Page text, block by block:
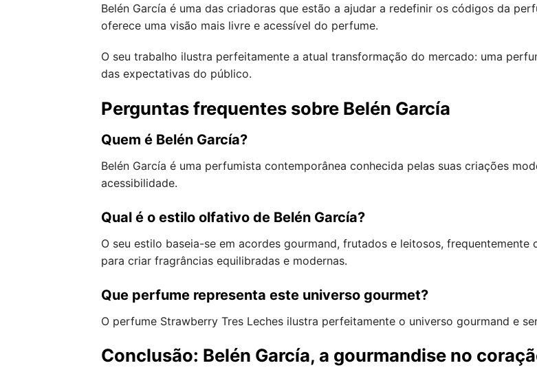
Belén García é uma das criadoras que estão a ajudar a redefinir os códigos da
oferece uma visão mais livre e acessível do perfume.
O seu trabalho ilustra perfeitamente a atual transformação do mercado: uma
das expectativas do público.
Perguntas frequentes sobre Belén García
Quem é Belén García?
Belén García é uma perfumista contemporânea conhecida pelas suas criações
acessibilidade.
Qual é o estilo olfativo de Belén García?
O seu estilo baseia-se em acordes gourmand, frutados e leitosos,
para criar fragrâncias equilibradas e modernas.
Que perfume representa este universo gourmet?
O perfume Strawberry Tres Leches ilustra perfeitamente o universo gourmand e
Conclusão: Belén García, a gourmandise no